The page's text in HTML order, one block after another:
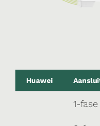
Huawei
1-fase